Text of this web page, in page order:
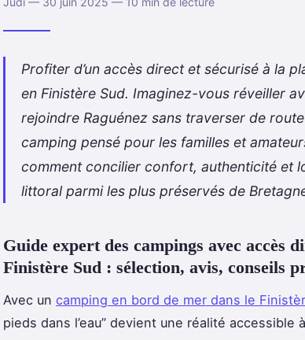
Profiter d’un accès direct et sécurisé à la
en Finistère Sud. Imaginez-vous réveiller
rejoindre Raguénez sans traverser de
camping pensé pour les familles et
comment concilier confort, authenticité et
littoral parmi les plus préservés de
Guide expert des campings avec accès
Finistère Sud : sélection, avis, conseils
Avec un camping en bord de mer dans le
pieds dans l’eau” devient une réalité accessible